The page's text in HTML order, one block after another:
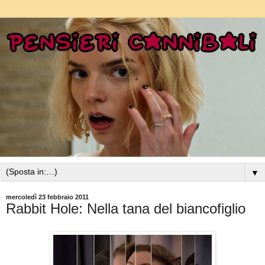
▼
mercoledì 23 febbraio 2011
Rabbit Hole: Nella tana del biancofiglio